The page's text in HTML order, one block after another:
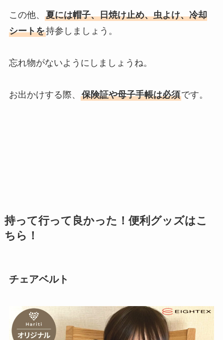
この他、 夏には帽子、日焼け止め、虫よけ、冷却
シートを持参しましょう。
忘れ物がないようにしましょうね。
お出かけする際、 保険証や母子手帳は必須です。
持って行って良かった！便利グッズはこ
ちら！
チェアベルト